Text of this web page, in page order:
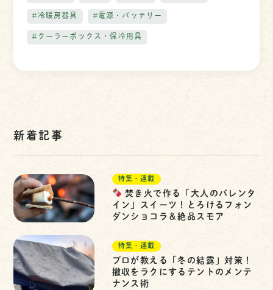
#冷暖房器具 #電源・バッテリー
#クーラーボックス・保冷用具
新着記事
特集・連載
焚き火で作る「大人のバレンタ
イン」スイーツ！とろけるフォン
ダンショコラ＆絶品スモア
特集・連載
プロが教える「冬の結露」対策！
撤収をラクにするテントのメンテ
ナンス術